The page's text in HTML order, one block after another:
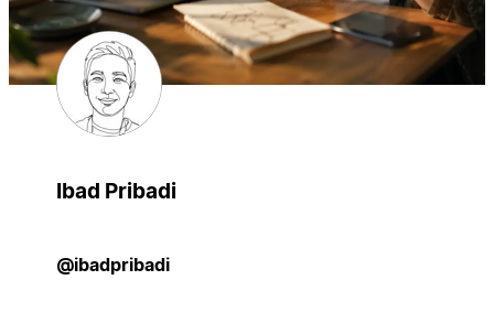
Ibad Pribadi
@ibadpribadi